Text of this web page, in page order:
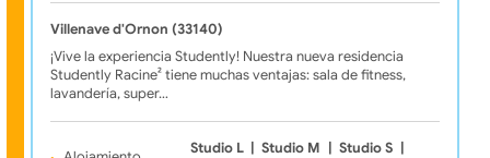
Villenave d'Ornon (33140)
¡Vive la experiencia Studently! Nuestra nueva residencia
Studently Racine² tiene muchas ventajas: sala de fitness,
lavandería, super…
Studio L Studio M Studio S